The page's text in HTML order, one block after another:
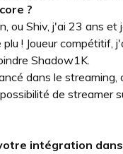
?
ou Shiv, j'ai 23 ans
! Joueur compétitif,
Shadow1K.
dans le
de streamer
intégration